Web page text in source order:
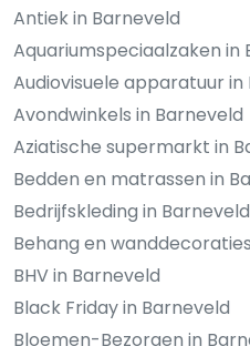
Antiek in Barneveld
Aquariumspeciaalzaken in
Audiovisuele apparatuur in
Avondwinkels in Barneveld
Aziatische supermarkt in
Bedden en matrassen in
Bedrijfskleding in Barneveld
Behang en
BHV in Barneveld
Black Friday in Barneveld
Bloemen-Bezorgen in